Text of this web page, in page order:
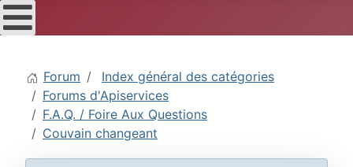
Forum
Index général des catégories
Forums d'Apiservices
F.A.Q. / Foire Aux Questions
Couvain changeant